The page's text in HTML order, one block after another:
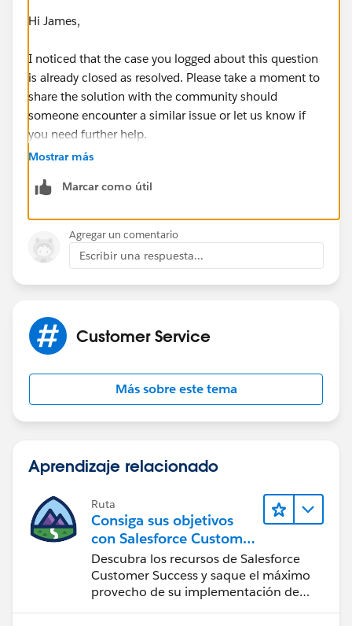
Hi James,
I noticed that the case you logged about this question
is already closed as resolved. Please take a moment to
share the solution with the community should
someone encounter a similar issue or let us know if
you need further help.
Mostrar más
Marcar como útil
Agregar un comentario
Escribir una respuesta...
Customer Service
Más sobre este tema
Aprendizaje relacionado
Ruta
Consiga sus objetivos
con Salesforce Customer
Success
Descubra los recursos de Salesforce
Customer Success y saque el máximo
provecho de su implementación de